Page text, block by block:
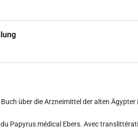
über die Arzneimittel der alten
Papyrus médical Ebers. Avec